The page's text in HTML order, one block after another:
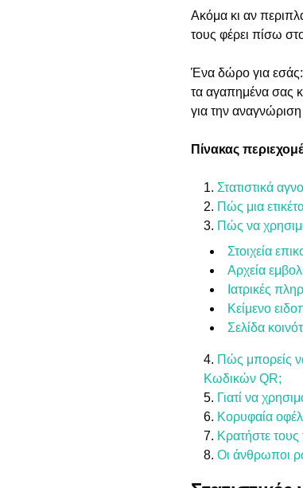
Ακόμα κι αν
τους φέρει πίσω
Ένα δώρο για εσάς:
τα αγαπημένα σας
για την
Πίνακας
Στατιστικά
Πώς μια
Πώς να
Στοιχεία
Αρχεία
Ιατρικές
Κείμενο
Σελίδα
Πώς μπορείς
Κωδικών QR;
Γιατί να
Κορυφαία
Κρατήστε
Οι άνθρωποι